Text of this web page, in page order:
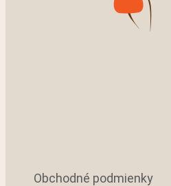
Obchodné podmienky